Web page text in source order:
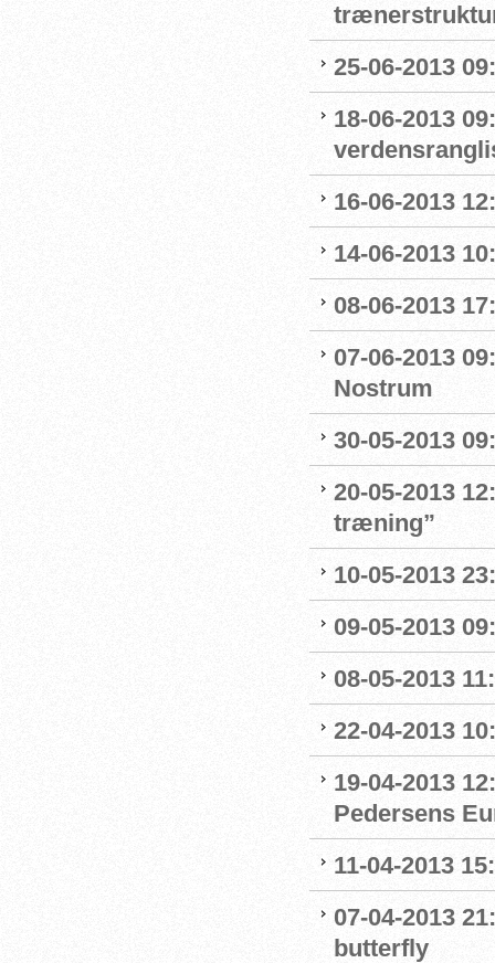
25-06-2013
18-06-2013
16-06-2013
14-06-2013
08-06-2013
07-06-2013
Nostrum
30-05-2013
20-05-2013
træning”
10-05-2013
09-05-2013
08-05-2013
22-04-2013
19-04-2013
Pedersens
11-04-2013
07-04-2013
butterfly